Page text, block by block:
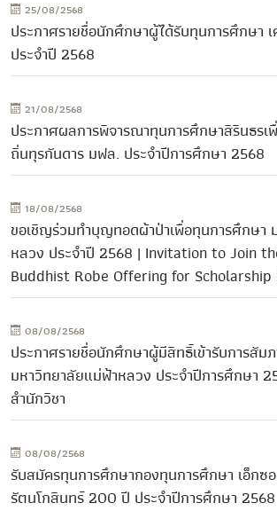
25/08/2568
ประกาศรายชื่อนักศึกษาผู้ได้รับทุนการศึกษา
ประจำปี 2568
21/08/2568
ประกาศผลการพิจารณาทุนการศึกษาสิรินธร
ถิ่นทุรกันดาร มฟล. ประจำปีการศึกษา 2568
18/08/2568
ขอเชิญร่วมทำบุญทอดผ้าป่าเพื่อทุนการศึกษา
หลวง ประจำปี 2568 | Invitation to Join
Buddhist Robe Offering for
08/08/2568
ประกาศรายชื่อนักศึกษาผู้มีสิทธิ์เข้ารับการสั
มหาวิทยาลัยแม่ฟ้าหลวง ประจำปีการศึกษา
สำนักวิชา
08/08/2568
รับสมัครทุนการศึกษากองทุนการศึกษา เอ็กซ
รัตนโกสินทร์ 200 ปี ประจำปีการศึกษา 2568